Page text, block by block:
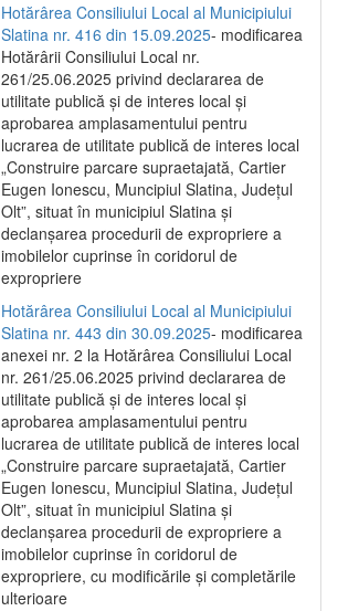
Hotărârea Consiliului Local al Municipiului
Slatina nr. 416 din 15.09.2025- modificarea
Hotărârii Consiliului Local nr.
261/25.06.2025 privind declararea de
utilitate publică și de interes local și
aprobarea amplasamentului pentru
lucrarea de utilitate publică de interes local
„Construire parcare supraetajată, Cartier
Eugen Ionescu, Muncipiul Slatina, Județul
Olt”, situat în municipiul Slatina și
declanșarea procedurii de expropriere a
imobilelor cuprinse în coridorul de
expropriere
Hotărârea Consiliului Local al Municipiului
Slatina nr. 443 din 30.09.2025- modificarea
anexei nr. 2 la Hotărârea Consiliului Local
nr. 261/25.06.2025 privind declararea de
utilitate publică şi de interes local şi
aprobarea amplasamentului pentru
lucrarea de utilitate publică de interes local
„Construire parcare supraetajată, Cartier
Eugen Ionescu, Muncipiul Slatina, Judeţul
Olt”, situat în municipiul Slatina şi
declanşarea procedurii de expropriere a
imobilelor cuprinse în coridorul de
expropriere, cu modificările şi completările
ulterioare